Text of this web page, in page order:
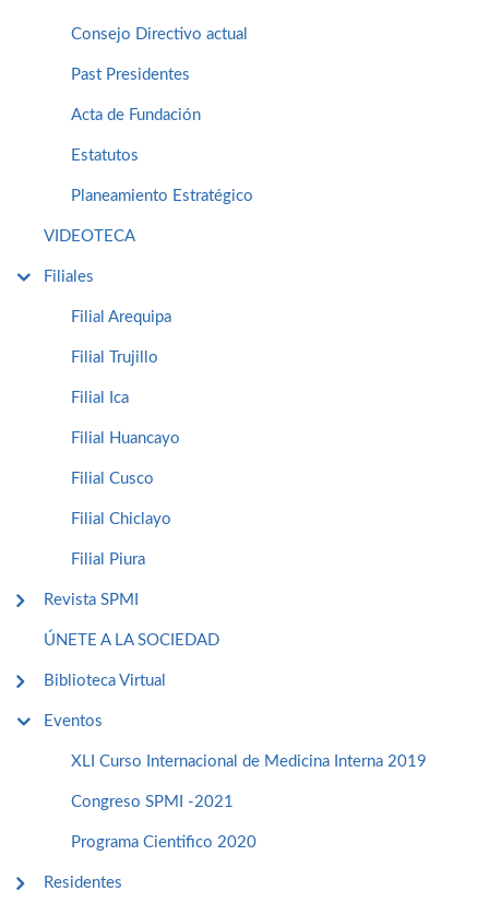
Consejo Directivo actual
Past Presidentes
Acta de Fundación
Estatutos
Planeamiento Estratégico
VIDEOTECA
Filiales
Filial Arequipa
Filial Trujillo
Filial Ica
Filial Huancayo
Filial Cusco
Filial Chiclayo
Filial Piura
Revista SPMI
ÚNETE A LA SOCIEDAD
Biblioteca Virtual
Eventos
XLI Curso Internacional de Medicina Interna 2019
Congreso SPMI -2021
Programa Cientifico 2020
Residentes